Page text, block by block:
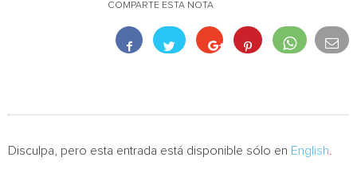
COMPARTE ESTA NOTA
Disculpa, pero esta entrada está disponible sólo en English